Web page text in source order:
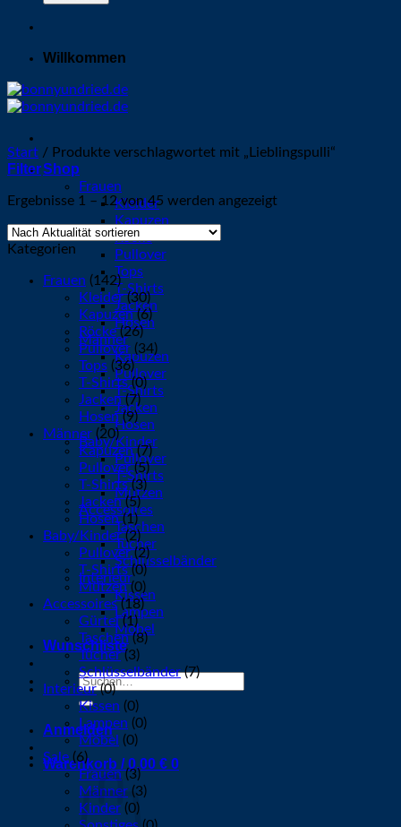
Willkommen
Shop
Frauen
Kleider
Kapuzen
Röcke
Pullover
Tops
T-Shirts
Jacken
Hosen
Männer
Kapuzen
Pullover
T-Shirts
Jacken
Hosen
Baby/Kinder
Pullover
T-Shirts
Mützen
Accessoires
Taschen
Tücher
Schlüsselbänder
Interieur
Kissen
Lampen
Möbel
Wunschliste
Suchen
nach:
Anmelden
Warenkorb /0,00 € 0
Start / Produkte verschlagwortet mit „Lieblingspulli“
Filter
Ergebnisse 1 – 12 von 45 werden angezeigtNach
Kategorien
Frauen (142)
Kleider (30)
Kapuzen (6)
Röcke (26)
Pullover (34)
Tops (36)
T-Shirts (0)
Jacken (7)
Hosen (9)
Männer (20)
Kapuzen (7)
Pullover (5)
T-Shirts (3)
Jacken (5)
Hosen (1)
Baby/Kinder (2)
Pullover (2)
T-Shirts (0)
Mützen (0)
Accessoires (18)
Gürtel (1)
Taschen (8)
Tücher (3)
Schlüsselbänder (7)
Interieur (0)
Kissen (0)
Lampen (0)
Möbel (0)
Sale (6)
Frauen (3)
Männer (3)
Kinder (0)